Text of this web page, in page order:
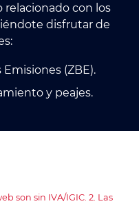
relacionado con los
disfrutar de
Emisiones (ZBE).
y peajes.
son sin IVA/IGIC. 2. Las